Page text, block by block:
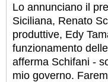
Lo annunciano il
Siciliana, Renato
produttive, Edy
funzionamento
afferma Schifani -
mio governo.